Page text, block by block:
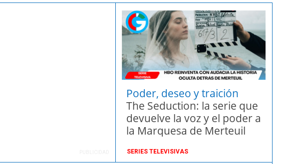
Poder, deseo y traición
The Seduction: la serie que
devuelve la voz y el poder a
la Marquesa de Merteuil
SERIES TELEVISIVAS